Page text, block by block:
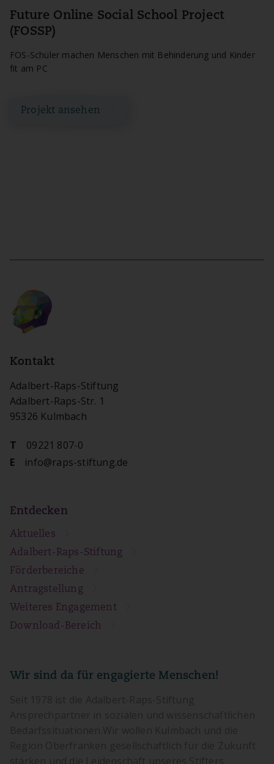
Future Online Social School Project
(FOSSP)
FOS-Schüler machen Menschen mit Behinderung und Kinder
fit am PC
Projekt ansehen
Kontakt
Adalbert-Raps-Stiftung
Adalbert-Raps-Str. 1
95326 Kulmbach
T
09221 807-0
E
info@raps-stiftung.de
Entdecken
Aktuelles
Adalbert-Raps-Stiftung
Förderbereiche
Antragstellung
Weiteres Engagement
Download-Bereich
Wir sind da für engagierte Menschen!